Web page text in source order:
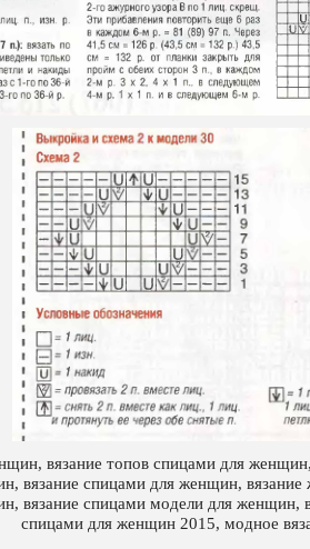
вязание топов спицами для
вязание спицами для женщин,
вязание спицами модели для женщин,
спицами для женщин 2015, модное